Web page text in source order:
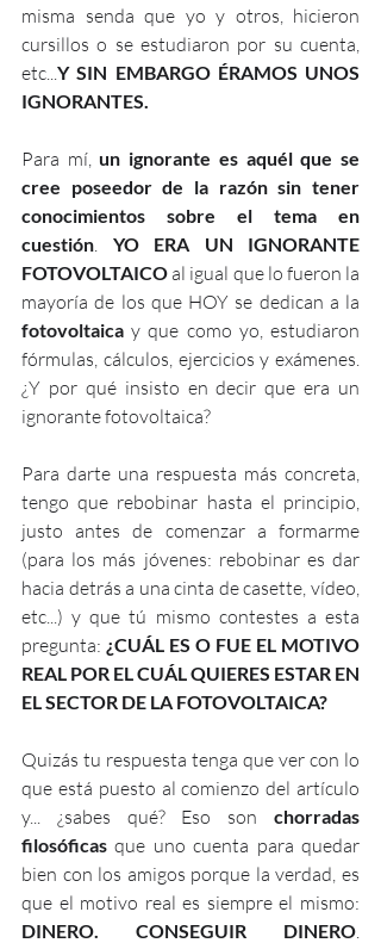
misma senda que yo y otros, hicieron
cursillos o se estudiaron por su cuenta,
etc... Y SIN EMBARGO ÉRAMOS UNOS
IGNORANTES.
Para mí, un ignorante es aquél que se
cree poseedor de la razón sin tener
conocimientos sobre el tema en
cuestión
YO ERA UN IGNORANTE
FOTOVOLTAICO al igual que lo fueron la
fotovoltaica y que como yo, estudiaron
fórmulas, cálculos, ejercicios y exámenes.
¿Y por qué insisto en decir que era un
ignorante fotovoltaica?
Para darte una respuesta más concreta,
tengo que rebobinar hasta el principio,
justo antes de comenzar a formarme
(para los más jóvenes: rebobinar es dar
hacia detrás a una cinta de casette, vídeo,
etc...) y que tú mismo contestes a esta
pregunta: ¿CUÁL ES O FUE EL MOTIVO
REAL POR EL CUÁL QUIERES ESTAR EN
EL SECTOR DE LA FOTOVOLTAICA?
Quizás tu respuesta tenga que ver con lo
que está puesto al comienzo del artículo
y... ¿sabes qué? Eso son chorradas
filosóficas que uno cuenta para quedar
bien con los amigos porque la verdad, es
DINERO. CONSEGUIR DINERO